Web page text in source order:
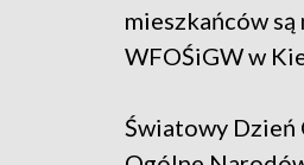
mieszkańców
WFOŚiGW w
Światowy Dzień